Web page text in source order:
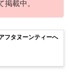
載中。
フタヌーンティーへ